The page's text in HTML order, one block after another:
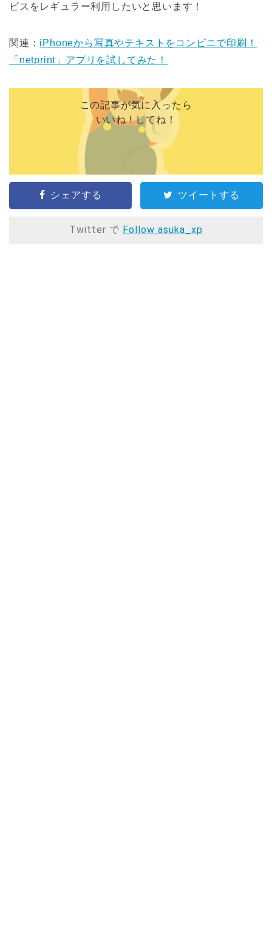
ビスをレギュラー利用したいと思います！
関連： iPhoneから写真やテキストをコンビニで印刷！
「netprint」アプリを試してみた！
この記事が気に入ったら
いいね ! してね！
シェアする ツイートする
Twitter で Follow asuka_xp